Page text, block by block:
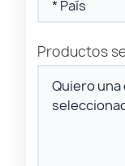
Productos